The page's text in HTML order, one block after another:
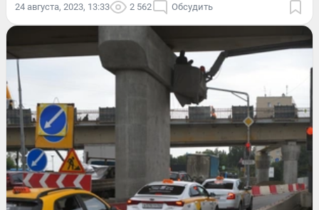
24 августа, 2023, 13:33 2 562 Обсудить